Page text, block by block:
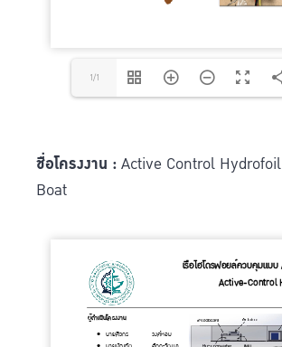
1/1
ชื่อโครงงาน :Active Control Hydrofoil
Boat